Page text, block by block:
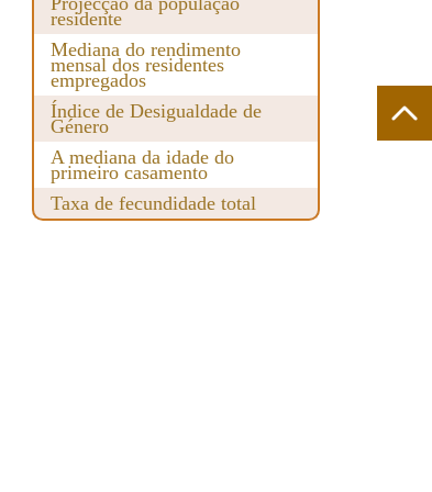
residente
Mediana do rendimento
mensal dos residentes
empregados
Índice de Desigualdade de
Género
A mediana da idade do
primeiro casamento
Taxa de fecundidade total